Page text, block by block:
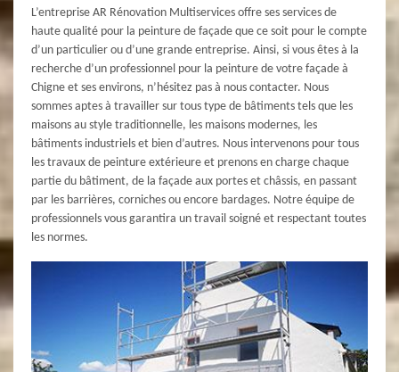
L’entreprise AR Rénovation Multiservices offre ses services de
haute qualité pour la peinture de façade que ce soit pour le compte
d’un particulier ou d’une grande entreprise. Ainsi, si vous êtes à la
recherche d’un professionnel pour la peinture de votre façade à
Chigne et ses environs, n’hésitez pas à nous contacter. Nous
sommes aptes à travailler sur tous type de bâtiments tels que les
maisons au style traditionnelle, les maisons modernes, les
bâtiments industriels et bien d’autres. Nous intervenons pour tous
les travaux de peinture extérieure et prenons en charge chaque
partie du bâtiment, de la façade aux portes et châssis, en passant
par les barrières, corniches ou encore bardages. Notre équipe de
professionnels vous garantira un travail soigné et respectant toutes
les normes.